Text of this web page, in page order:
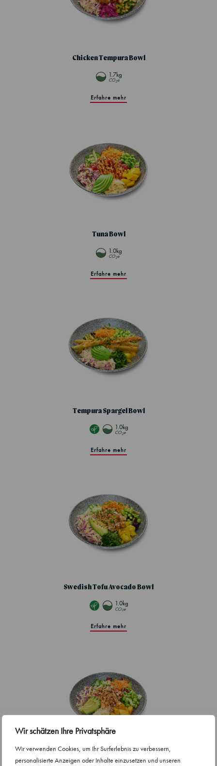
Wir schätzen Ihre Privatsphäre
Wir verwenden Cookies, um Ihr Surferlebnis zu verbessern,
personalisierte Anzeigen oder Inhalte einzusetzen und unseren
Chicken Tempura Bowl
1.7kg
CO2e
Erfahre mehr
Tuna Bowl
1.0kg
CO2e
Erfahre mehr
Tempura Spargel Bowl
1.0kg
CO2e
Erfahre mehr
Swedish Tofu Avocado Bowl
1.0kg
CO2e
Erfahre mehr
Flamed Nordic Salmon Bowl